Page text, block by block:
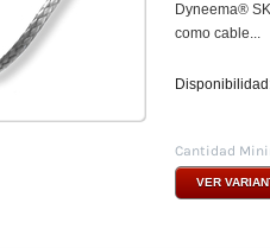
Dyneema®
como cable...
Cantidad
VER